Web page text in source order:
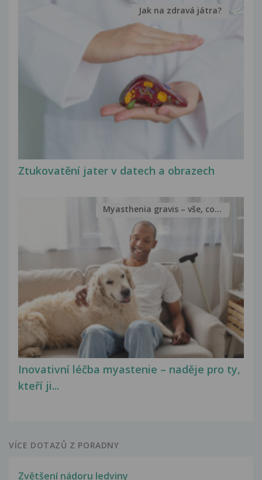
Ztukovatění jater v datech a obrazech
Jak na zdravá játra?
Inovativní léčba myastenie – naděje pro ty,
kteří ji...
Myasthenia gravis – vše, co...
VÍCE DOTAZŮ Z PORADNY
Zvětšení nádoru ledviny